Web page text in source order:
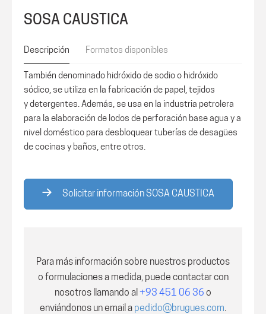
SOSA CAUSTICA
Descripción Formatos disponibles
También denominado hidróxido de sodio o hidróxido
sódico, se utiliza en la fabricación de papel, tejidos
y detergentes. Además, se usa en la industria petrolera
para la elaboración de lodos de perforación base agua y a
nivel doméstico para desbloquear tuberías de desagües
de cocinas y baños, entre otros.
Solicitar información SOSA CAUSTICA
Para más información sobre nuestros productos
o formulaciones a medida, puede contactar con
nosotros llamando al +93 451 06 36 o
enviándonos un email a pedido@brugues.com.